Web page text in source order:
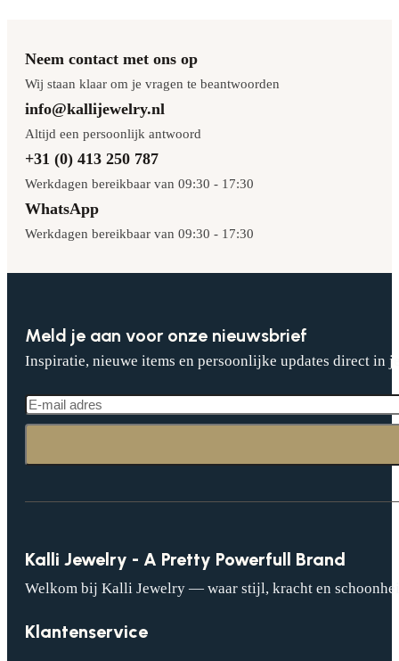
Neem contact met ons op
Wij staan klaar om je vragen te beantwoorden
info@kallijewelry.nl
Altijd een persoonlijk antwoord
+31 (0) 413 250 787
Werkdagen bereikbaar van 09:30 - 17:30
WhatsApp
Werkdagen bereikbaar van 09:30 - 17:30
Meld je aan voor onze nieuwsbrief
Inspiratie, nieuwe items en persoonlijke updates direct in
Kalli Jewelry - A Pretty Powerfull Brand
Welkom bij Kalli Jewelry — waar stijl, kracht en
Klantenservice